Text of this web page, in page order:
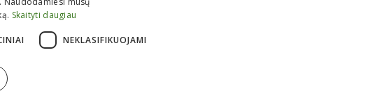
Skaityti daugiau
NEKLASIFIKUOJAMI